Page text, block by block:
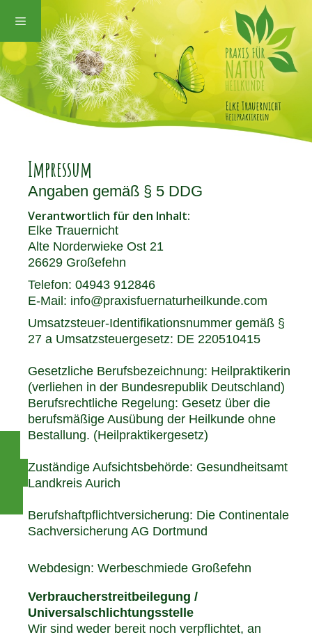
Inhalt
springen
Impressum
Angaben gemäß § 5 DDG
Verantwortlich für den Inhalt:
Elke Trauernicht
Alte Norderwieke Ost 21
26629 Großefehn
Telefon: 04943 912846
E-Mail: info@praxisfuernaturheilkunde.com
Umsatzsteuer-Identifikationsnummer gemäß §
27 a Umsatzsteuergesetz: DE 220510415
Gesetzliche Berufsbezeichnung: Heilpraktikerin
(verliehen in der Bundesrepublik Deutschland)
Berufsrechtliche Regelung: Gesetz über die
berufsmäßige Ausübung der Heilkunde ohne
Bestallung. (Heilpraktikergesetz)
Zuständige Aufsichtsbehörde: Gesundheitsamt
Landkreis Aurich
Berufshaftpflichtversicherung: Die Continentale
Sachversicherung AG Dortmund
Webdesign: Werbeschmiede Großefehn
Verbraucherstreitbeilegung /
Universalschlichtungsstelle
Wir sind weder bereit noch verpflichtet, an